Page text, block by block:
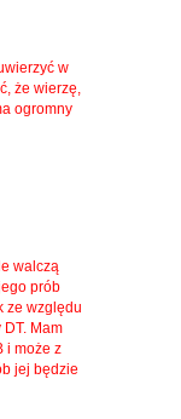
w
że wierzę,
ogromny
walczą
prób
ze względu
Mam
i może z
jej będzie